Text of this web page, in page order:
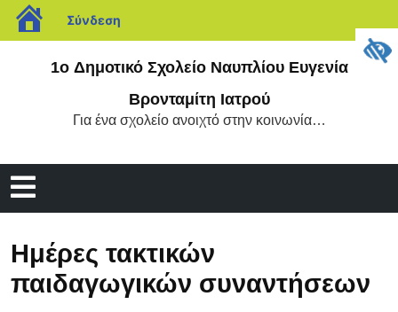
blogs.sch.gr
Σύνδεση
1o Δημοτικό Σχολείο Ναυπλίου Ευγενία
Βρονταμίτη Ιατρού
Για ένα σχολείο ανοιχτό στην κοινωνία…
Άνοιγμα
Ημέρες τακτικών
παιδαγωγικών συναντήσεων